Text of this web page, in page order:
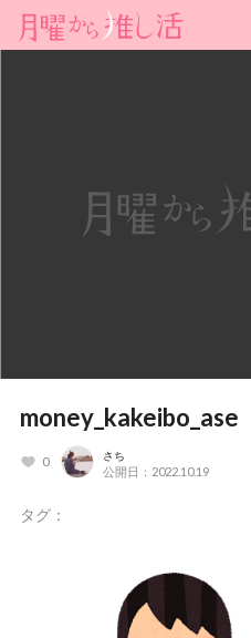
money_kakeibo_ase
0 さち
公開日：2022.10.19
タグ：